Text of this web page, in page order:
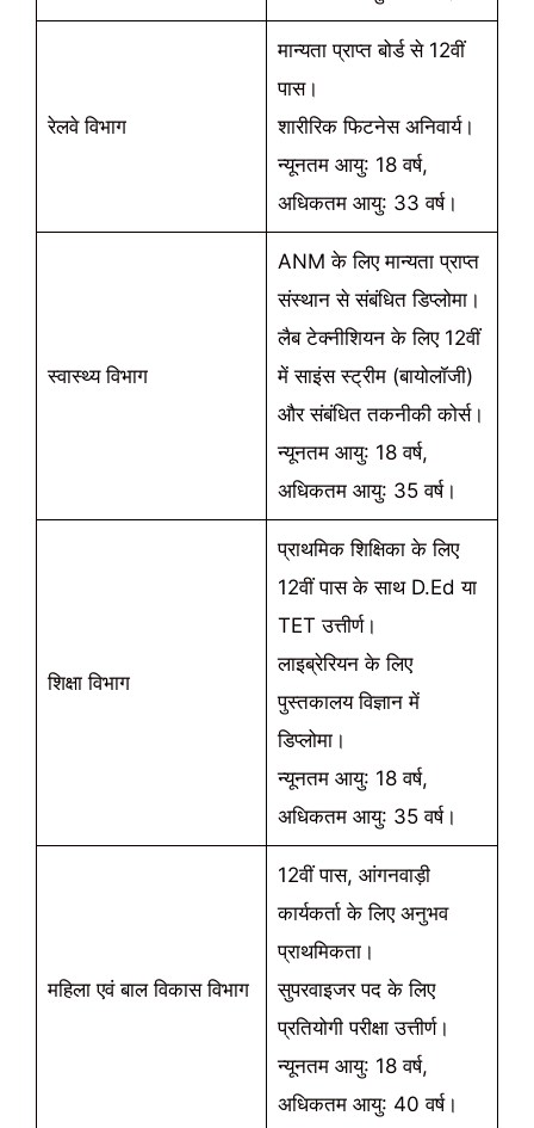
रेलवे विभाग
मान्यता प्राप्त बोर्ड से 12वीं
पास।
शारीरिक फिटनेस अनिवार्य।
न्यूनतम आयु: 18 वर्ष,
अधिकतम आयु: 33 वर्ष।
स्वास्थ्य विभाग
ANM के लिए मान्यता प्राप्त
संस्थान से संबंधित डिप्लोमा।
लैब टेक्नीशियन के लिए 12वीं
में साइंस स्ट्रीम (बायोलॉजी)
और संबंधित तकनीकी कोर्स।
न्यूनतम आयु: 18 वर्ष,
अधिकतम आयु: 35 वर्ष।
शिक्षा विभाग
प्राथमिक शिक्षिका के लिए
12वीं पास के साथ D.Ed या
TET उत्तीर्ण।
लाइब्रेरियन के लिए
पुस्तकालय विज्ञान में
डिप्लोमा।
न्यूनतम आयु: 18 वर्ष,
अधिकतम आयु: 35 वर्ष।
महिला एवं बाल विकास विभाग
12वीं पास, आंगनवाड़ी
कार्यकर्ता के लिए अनुभव
प्राथमिकता।
सुपरवाइजर पद के लिए
प्रतियोगी परीक्षा उत्तीर्ण।
न्यूनतम आयु: 18 वर्ष,
अधिकतम आयु: 40 वर्ष।